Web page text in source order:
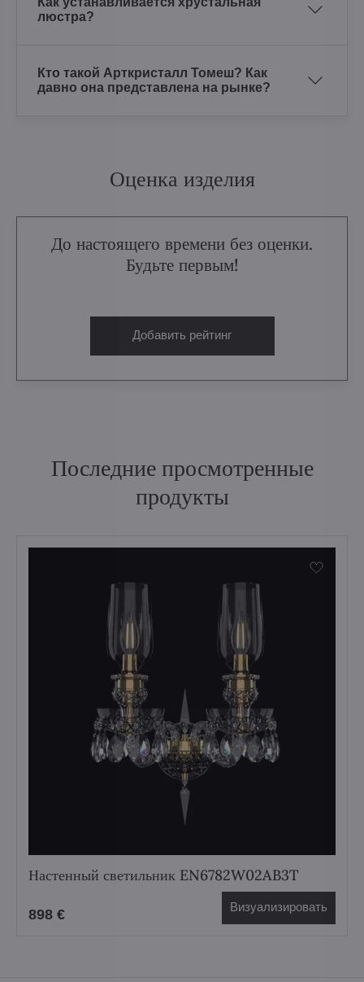
люстра?
Кто такой Арткристалл Томеш? Как
давно она представлена на рынке?
Оценка изделия
До настоящего времени без оценки.
Будьте первым!
Добавить рейтинг
Последние просмотренные
продукты
Настенный светильник EN6782W02AB3T
898 € Визуализировать